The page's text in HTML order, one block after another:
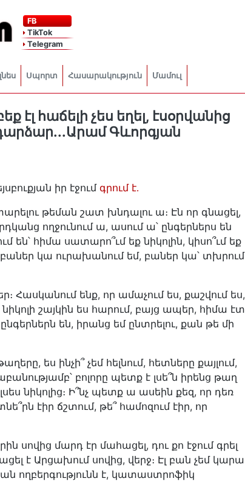
FB
TikTok
Telegram
Սպորտ Հասարակություն Մամուլ
էլ հաճելի չես եղել, էսօրվանից
Գևորգյան
իր էջումգրում է․
թեման շատ խնդալու ա։ Էն որ գնացել,
ողջունում ա, ասում ա՝ ընգերներս են
հիմա սատարո՞ւմ եք նիկոլին, կիսո՞ւմ եք
կա ուրախանում եմ, բաներ կա՝ տխրում
Հասկանում ենք, որ ամաչում ես, քաշվում ես,
շայկին ես հարում, բայց ապեր, հիմա էտ
են, իրանց եմ ընտրելու, քան թե մի
ես ինչի՞ չեմ հելնում, հետները քայլում,
բոլորը պետք է լսե՞ն իրենց թաղ
նիկոլից։ Ի՞նչ պետք ա ասեին քեզ, որ դեռ
էիր ճշտում, թե՞ համոզում էիր, որ
սովից մարդ էր մահացել, դու քո էջում գրել
է Արցախում սովից, վերջ։ Էլ բան չեմ կարա
ողբերգությունն է, կատաստրոֆիկ